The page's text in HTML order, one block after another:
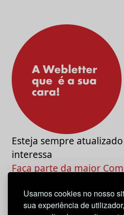
Usamos cookies no nosso
sua experiência de
Esteja sempre
interessa
Faça parte da maior